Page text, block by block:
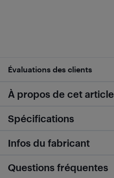
Évaluations des clients
À propos de cet article
Spécifications
Infos du fabricant
Questions fréquentes